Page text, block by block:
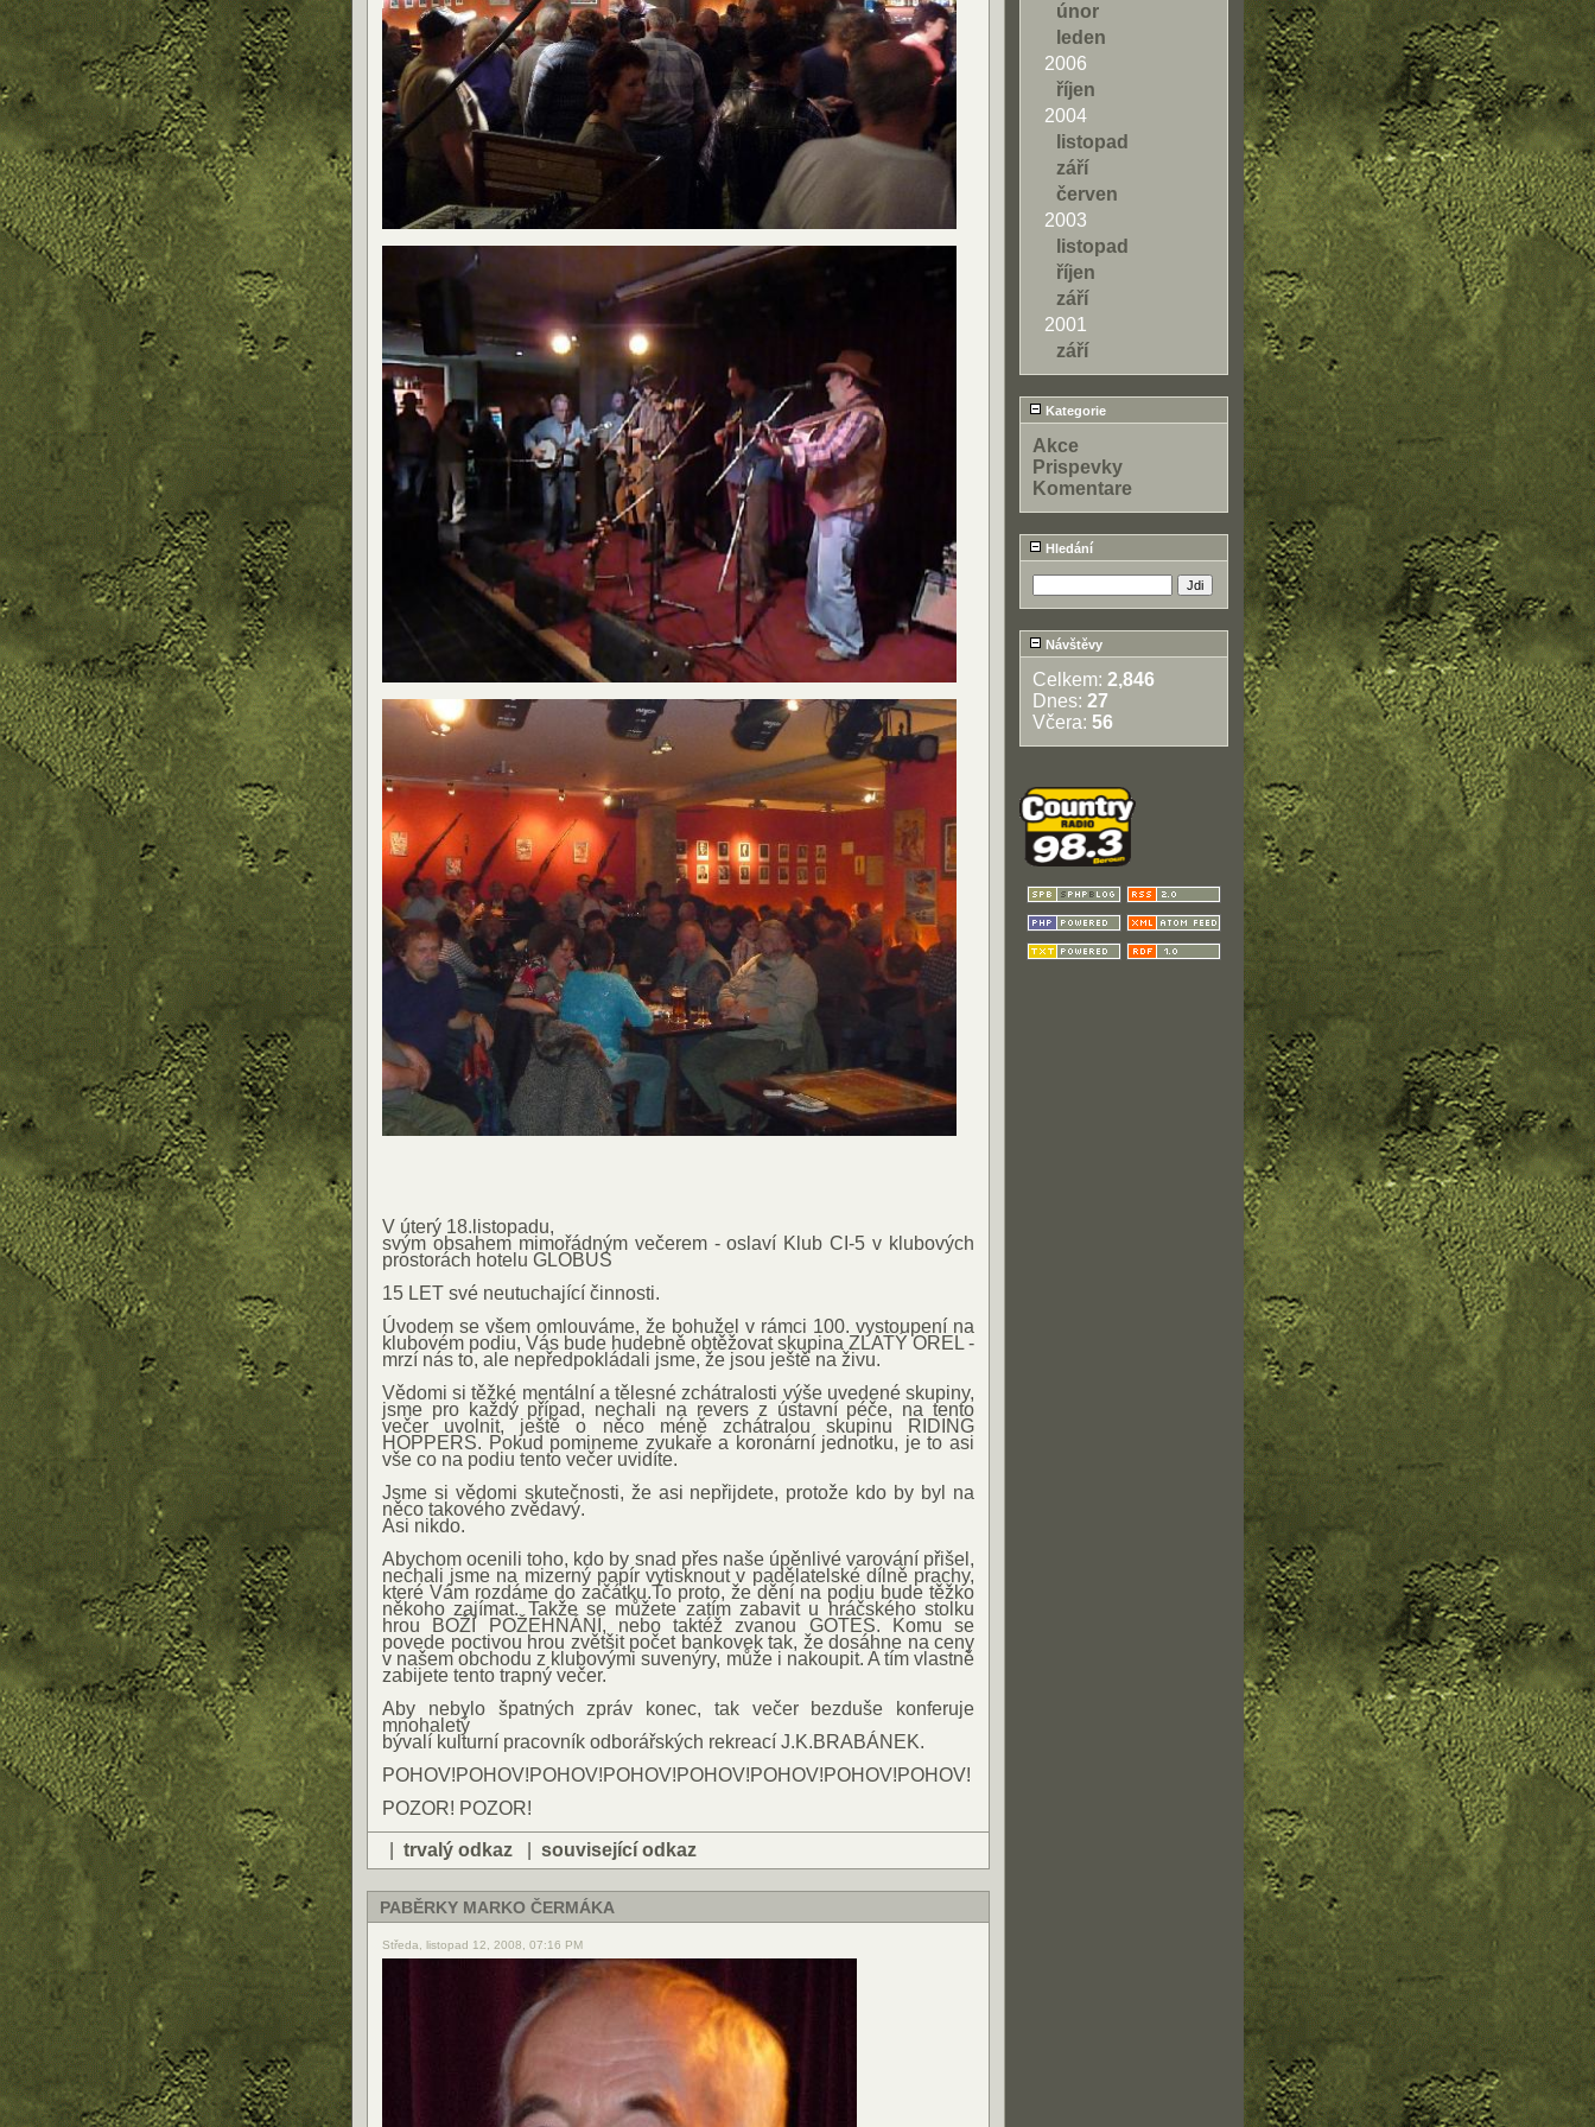
V úterý 18.listopadu,
svým obsahem mimořádným večerem - oslaví Klub CI-5 v klubových
prostorách hotelu GLOBUS
15 LET své neutuchající činnosti.
Úvodem se všem omlouváme, že bohužel v rámci 100. vystoupení na
klubovém podiu, Vás bude hudebně obtěžovat skupina ZLATÝ OREL -
mrzí nás to, ale nepředpokládali jsme, že jsou ještě na živu.
Vědomi si těžké mentální a tělesné zchátralosti výše uvedené skupiny,
jsme pro každý případ, nechali na revers z ústavní péče, na tento
večer uvolnit, ještě o něco méně zchátralou skupinu RIDING
HOPPERS. Pokud pomineme zvukaře a koronární jednotku, je to asi
vše co na podiu tento večer uvidíte.
Jsme si vědomi skutečnosti, že asi nepřijdete, protože kdo by byl na
něco takového zvědavý.
Asi nikdo.
Abychom ocenili toho, kdo by snad přes naše úpěnlivé varování přišel,
nechali jsme na mizerný papír vytisknout v padělatelské dílně prachy,
které Vám rozdáme do začátku.To proto, že dění na podiu bude těžko
někoho zajímat. Takže se můžete zatím zabavit u hráčského stolku
hrou BOŽÍ POŽEHNÁNÍ, nebo taktéž zvanou GOTES. Komu se
povede poctivou hrou zvětšit počet bankovek tak, že dosáhne na ceny
v našem obchodu z klubovými suvenýry, může i nakoupit. A tím vlastně
zabijete tento trapný večer.
Aby nebylo špatných zpráv konec, tak večer bezduše konferuje
mnohaletý
bývalí kulturní pracovník odborářských rekreací J.K.BRABÁNEK.
POHOV!POHOV!POHOV!POHOV!POHOV!POHOV!POHOV!POHOV!
POZOR! POZOR!
trvalý odkaz související odkaz
PABĚRKY MARKO ČERMÁKA
Středa, listopad 12, 2008, 07:16 PM
únor
leden
2006
říjen
2004
listopad
září
červen
2003
listopad
říjen
září
2001
září
Kategorie
Akce
Prispevky
Komentare
Hledání
Návštěvy
Celkem: 2,846
Dnes: 27
Včera: 56